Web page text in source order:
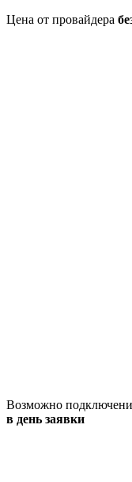
Цена от провайдера
Возможно
в день заявки